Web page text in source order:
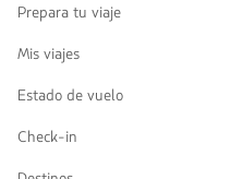
Prepara tu viaje
Mis viajes
Estado de vuelo
Check-in